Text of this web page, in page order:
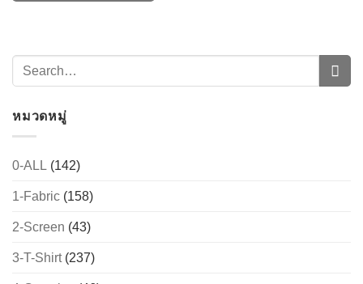
หมวดหมู่
0-ALL (142)
1-Fabric (158)
2-Screen (43)
3-T-Shirt(237)